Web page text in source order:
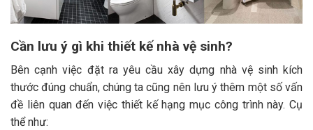
Cần lưu ý gì khi thiết kế nhà vệ sinh?
Bên cạnh việc đặt ra yêu cầu xây dựng nhà vệ sinh kích
thước đúng chuẩn, chúng ta cũng nên lưu ý thêm một số vấn
đề liên quan đến việc thiết kế hạng mục công trình này. Cụ
thể như: